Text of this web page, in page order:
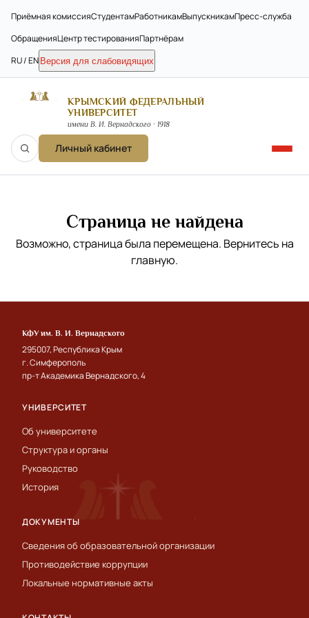
Приёмная комиссияСтудентамРаботникамВыпускникамПресс-служба
ОбращенияЦентр тестированияПартнёрам
RU / EN Версия для слабовидящих
КРЫМСКИЙ ФЕДЕРАЛЬНЫЙ
УНИВЕРСИТЕТ
имени В. И. Вернадского · 1918
Личный кабинет
Страница не найдена
Возможно, страница была перемещена. Вернитесь на
главную.
КФУ им. В. И. Вернадского
295007, Республика Крым
г. Симферополь
пр-т Академика Вернадского, 4
УНИВЕРСИТЕТ
Об университете
Структура и органы
Руководство
История
ДОКУМЕНТЫ
Сведения об образовательной организации
Противодействие коррупции
Локальные нормативные акты